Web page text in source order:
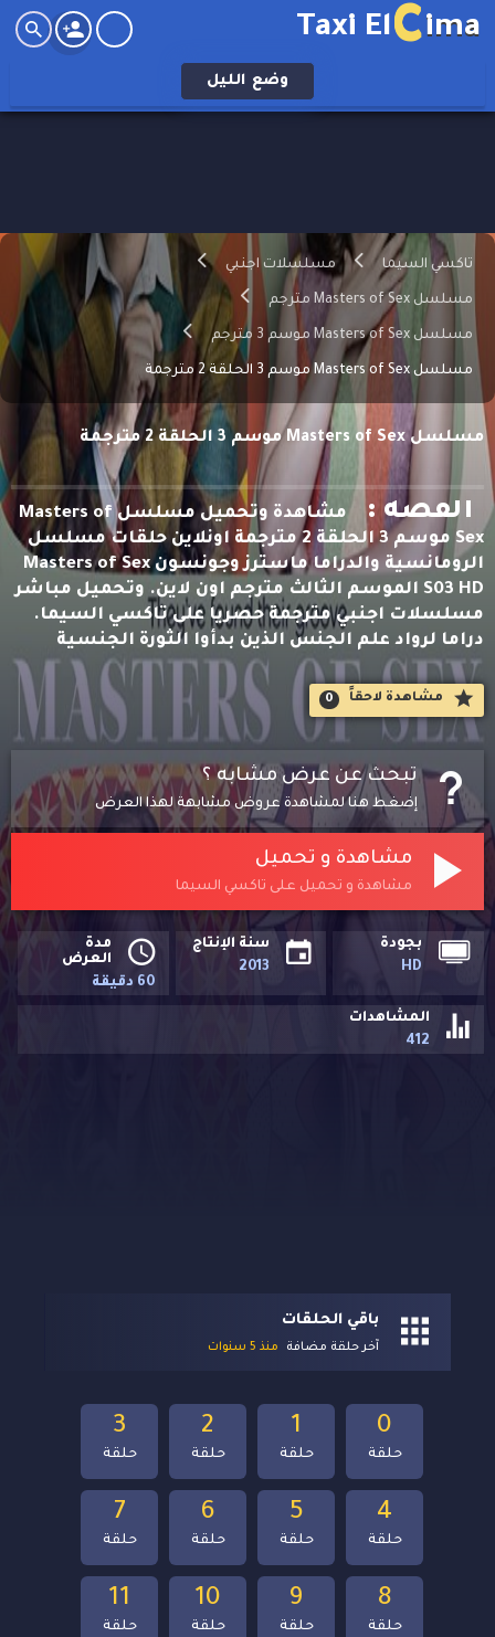
Taxi ElCima
وضع الليل
تاكسي السيما مسلسلات اجنبي
مسلسل Masters of Sex مترجم
مسلسل Masters of Sex موسم 3 مترجم
مسلسل Masters of Sex موسم 3 الحلقة 2 مترجمة
مسلسل Masters of Sex موسم 3 الحلقة 2 مترجمة
القصه :
مشاهدة وتحميل مسلسل Masters of
Sex موسم 3 الحلقة 2 مترجمة اونلاين حلقات مسلسل
الرومانسية والدراما ماسترز وجونسون Masters of Sex
S03 HD الموسم الثالث مترجم اون لاين. وتحميل مباشر
مسلسلات اجنبي مترجمة حصريا على تاكسي السيما.
دراما لرواد علم الجنس الذين بدأوا الثورة الجنسية
مشاهدة لاحقاََ 0
تبحث عن عرض مشابه ؟
إضغط هنا لمشاهدة عروض مشابهة لهذا العرض
مشاهدة و تحميل
مشاهدة و تحميل على تاكسي السيما
بجودة
HD
سنة الإنتاج
2013
مدة
العرض
60 دقيقة
المشاهدات
412
باقي الحلقات
آخر حلقة مضافة منذ 5 سنوات
11
حلقة
10
حلقة
9
حلقة
8
حلقة
7
حلقة
6
حلقة
5
حلقة
4
حلقة
3
حلقة
2
حلقة
1
حلقة
0
حلقة